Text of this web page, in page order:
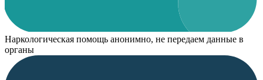
Наркологическая помощь анонимно, не передаем данные в
органы